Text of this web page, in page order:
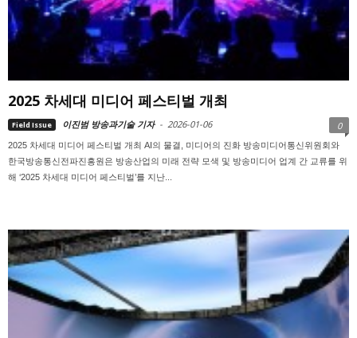
2025 차세대 미디어 페스티벌 개최
Field Issue 이진범 방송과기술 기자 - 2026-01-06 0
2025 차세대 미디어 페스티벌 개최 AI의 물결, 미디어의 진화 방송미디어통신위원회와
한국방송통신전파진흥원은 방송산업의 미래 전략 모색 및 방송미디어 업계 간 교류를 위
해 ‘2025 차세대 미디어 페스티벌’를 지난...